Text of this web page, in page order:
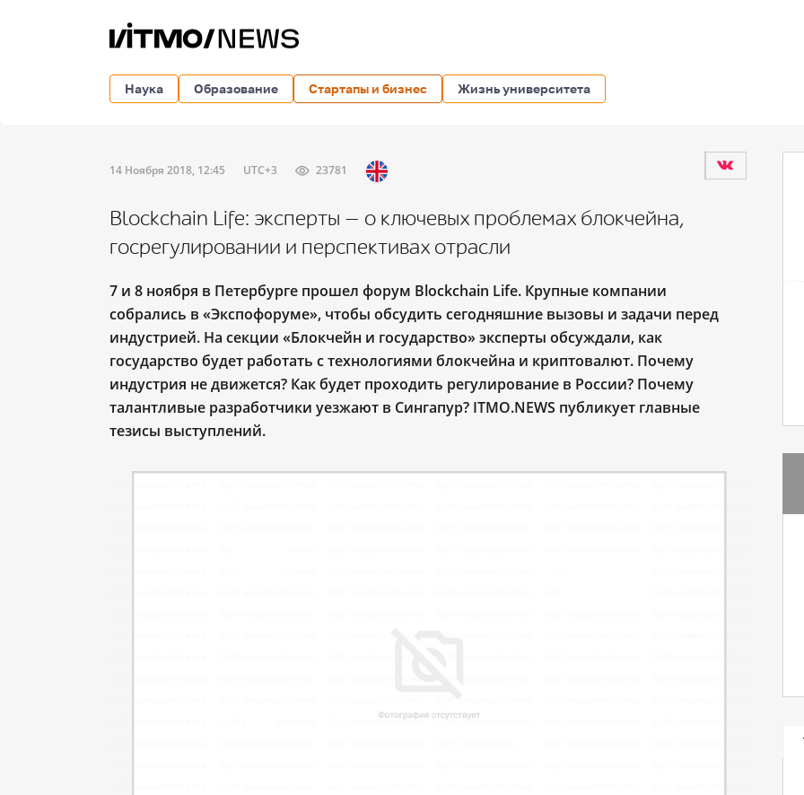
Наука Образование Стартапы и бизнес Жизнь университета
14 Ноября 2018, 12:45 UTC+3 23781
Blockchain Life: эксперты — о ключевых проблемах блокчейна,
госрегулировании и перспективах отрасли
7 и 8 ноября в Петербурге прошел форум Blockchain Life. Крупные компании
собрались в «Экспофоруме», чтобы обсудить сегодняшние вызовы и задачи перед
индустрией. На секции «Блокчейн и государство»эксперты обсуждали, как
государство будет работать с технологиями блокчейна и криптовалют. Почему
индустрия не движется? Как будет проходить регулирование в России? Почему
талантливые разработчики уезжают в Сингапур? ITMO.NEWS публикует главные
тезисы выступлений.